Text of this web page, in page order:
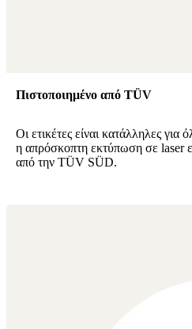
Πιστοποιημένο από TÜV
Οι ετικέτες είναι κατάλληλες για
η απρόσκοπτη εκτύπωση σε laser
από την TÜV SÜD.